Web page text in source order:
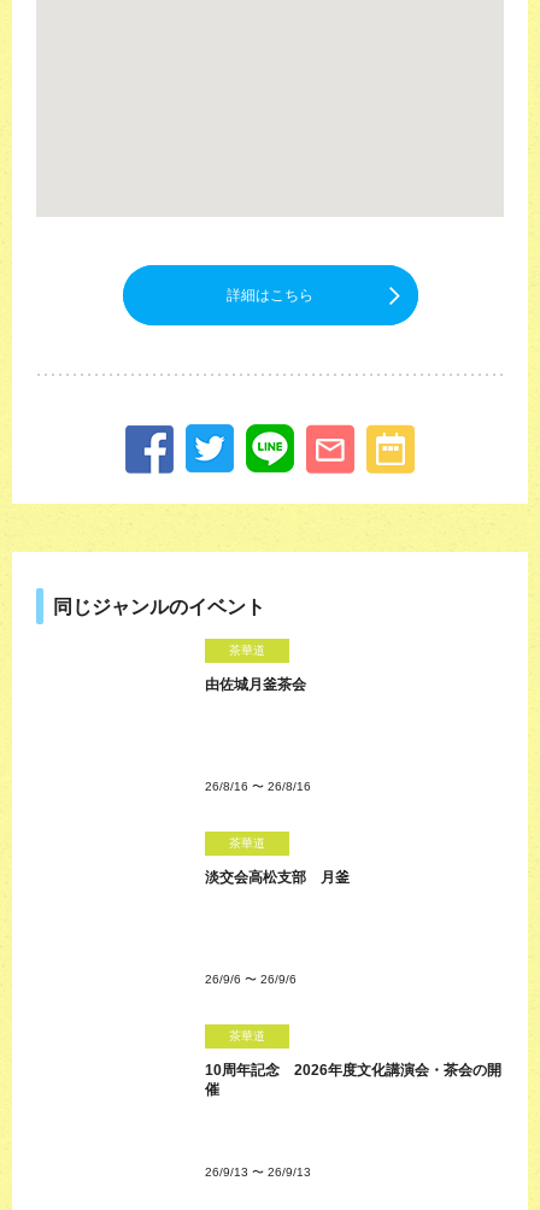
詳細はこちら
同じジャンルのイベント
茶華道
由佐城月釜茶会
26/8/16 〜 26/8/16
茶華道
淡交会高松支部 月釜
26/9/6 〜 26/9/6
茶華道
10周年記念 2026年度文化講演会・茶会の開
催
26/9/13 〜 26/9/13